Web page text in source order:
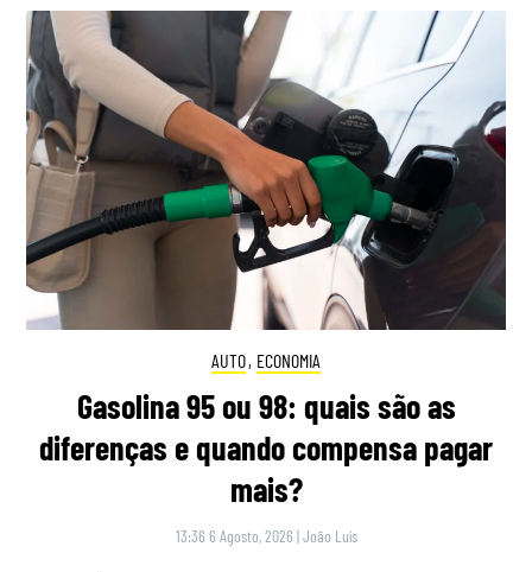
AUTO, ECONOMIA
Gasolina 95 ou 98: quais são as
diferenças e quando compensa pagar
mais?
13:36 6 Agosto, 2026 |João Luís